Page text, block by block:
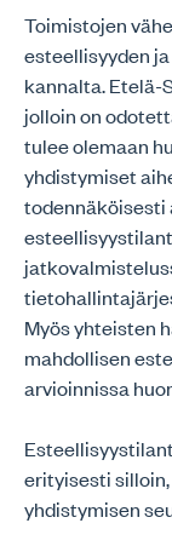
Toimistojen
esteellisyyden
kannalta. Etelä-
jolloin on
tulee olemaan
yhdistymiset
todennäköisesti
Myös yhteisten
mahdollisen
arvioinnissa
erityisesti
yhdistymisen